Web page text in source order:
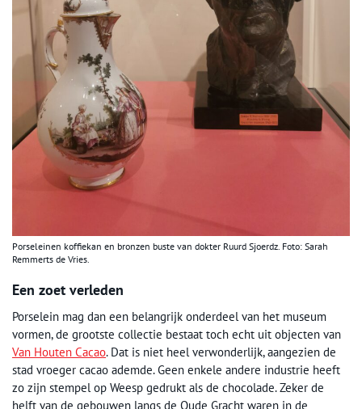
Porseleinen koffiekan en bronzen buste van dokter Ruurd Sjoerdz. Foto: Sarah
Remmerts de Vries.
Een zoet verleden
Porselein mag dan een belangrijk onderdeel van het museum
vormen, de grootste collectie bestaat toch echt uit objecten van
Van Houten Cacao. Dat is niet heel verwonderlijk, aangezien de
stad vroeger cacao ademde. Geen enkele andere industrie heeft
zo zijn stempel op Weesp gedrukt als de chocolade. Zeker de
helft van de gebouwen langs de Oude Gracht waren in de